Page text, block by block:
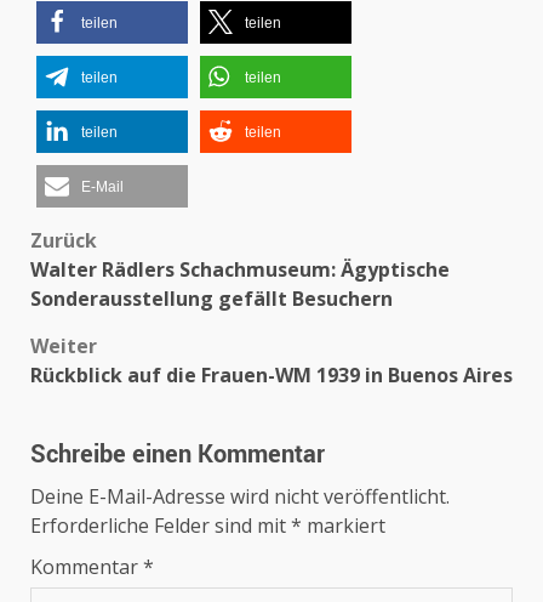
teilen teilen
teilen teilen
teilen teilen
E-Mail
Beitragsnavigation
Zurück
Walter Rädlers Schachmuseum: Ägyptische
Sonderausstellung gefällt Besuchern
Weiter
Rückblick auf die Frauen-WM 1939 in Buenos Aires
Schreibe einen Kommentar
Deine E-Mail-Adresse wird nicht veröffentlicht.
Erforderliche Felder sind mit* markiert
Kommentar*